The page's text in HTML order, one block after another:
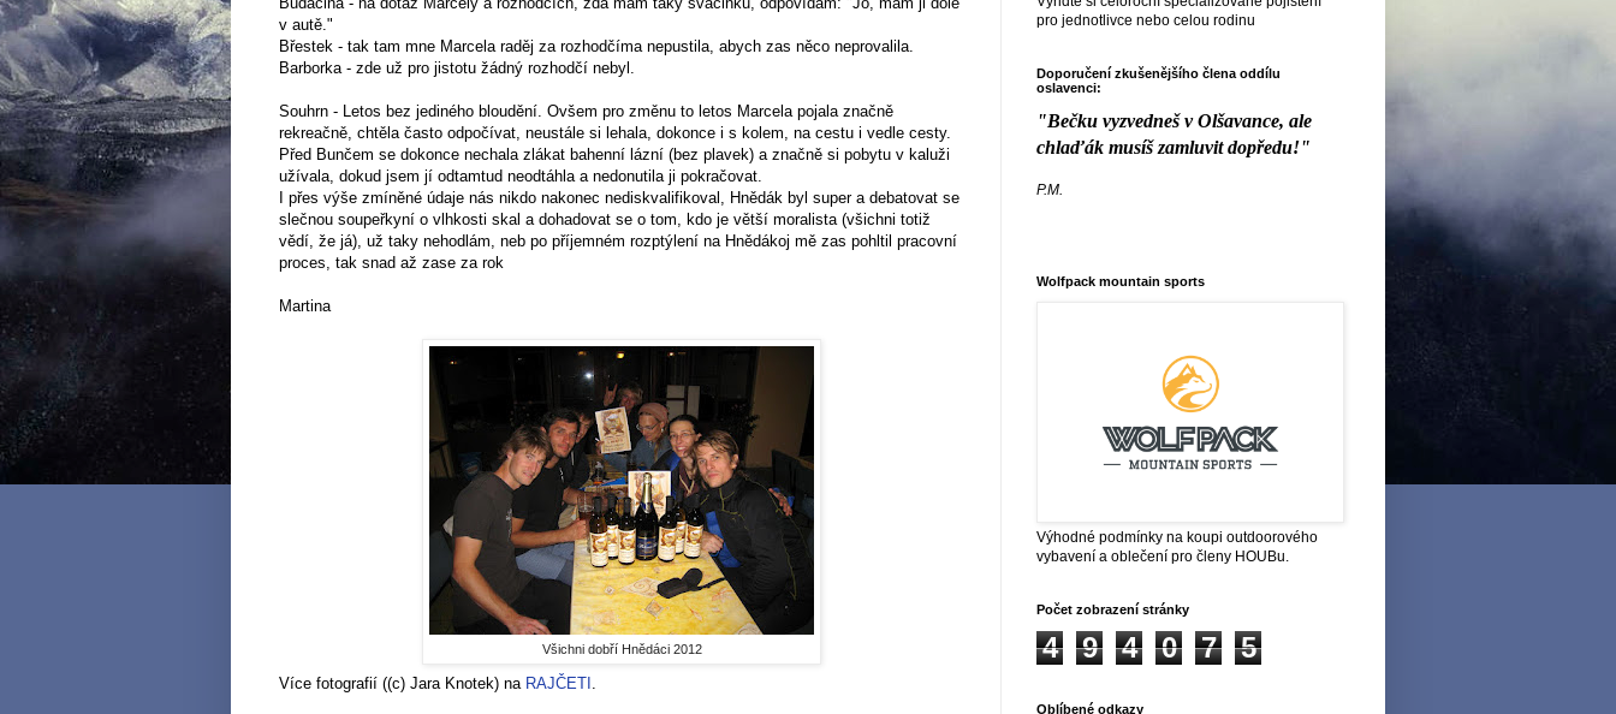
v autě."
Břestek - tak tam mne Marcela raděj za rozhodčíma nepustila, abych zas něco neprovalila.
Barborka - zde už pro jistotu žádný rozhodčí nebyl.
Souhrn - Letos bez jediného bloudění. Ovšem pro změnu to letos Marcela pojala značně
rekreačně, chtěla často odpočívat, neustále si lehala, dokonce i s kolem, na cestu i vedle cesty.
Před Bunčem se dokonce nechala zlákat bahenní lázní (bez plavek) a značně si pobytu v kaluži
užívala, dokud jsem jí odtamtud neodtáhla a nedonutila ji pokračovat.
I přes výše zmíněné údaje nás nikdo nakonec nediskvalifikoval, Hnědák byl super a debatovat se
slečnou soupeřkyní o vlhkosti skal a dohadovat se o tom, kdo je větší moralista (všichni totiž
vědí, že já), už taky nehodlám, neb po příjemném rozptýlení na Hnědákoj mě zas pohltil pracovní
proces, tak snad až zase za rok
Martina
Všichni dobří Hnědáci 2012
Více fotografií ((c) Jara Knotek) na RAJČETI .
pro jednotlivce nebo celou rodinu
Doporučení zkušenějšího člena oddílu
oslavenci:
"Bečku vyzvedneš v Olšavance, ale
chlaďák musíš zamluvit dopředu!"
P.M.
Wolfpack mountain sports
Výhodné podmínky na koupi outdoorového
vybavení a oblečení pro členy HOUBu.
Počet zobrazení stránky
4 9 4 0 7 5
Oblíbené odkazy